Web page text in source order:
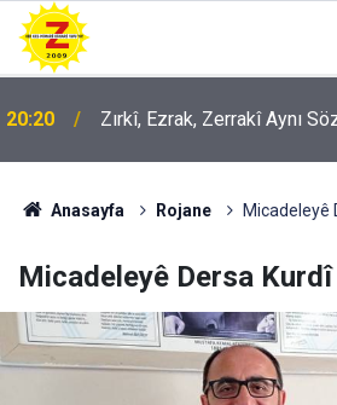
09:56 Ji Zilma Partîzanan
Anasayfa Rojane Micadeleyê
Micadeleyê Dersa